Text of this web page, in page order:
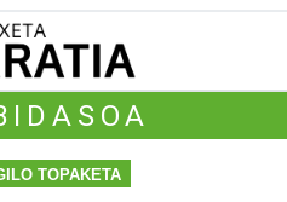
TOPAKETA